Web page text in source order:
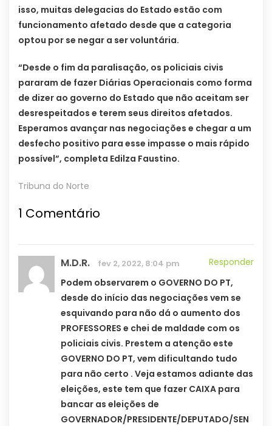
isso, muitas delegacias do Estado estão com
funcionamento afetado desde que a categoria
optou por se negar a ser voluntária.
“Desde o fim da paralisação, os policiais civis
pararam de fazer Diárias Operacionais como forma
de dizer ao governo do Estado que não aceitam ser
desrespeitados e terem seus direitos afetados.
Esperamos avançar nas negociações e chegar a um
desfecho positivo para esse impasse o mais rápido
possível”, completa Edilza Faustino.
Tribuna do Norte
1 Comentário
M.D.R. fev 2, 2022, 8:04 pm
Responder
Podem observarem o GOVERNO DO PT,
desde do início das negociações vem se
esquivando para não dá o aumento dos
PROFESSORES e chei de maldade com os
policiais civis. Prestem a atenção este
GOVERNO DO PT, vem dificultando tudo
para não certo . Veja estamos adiante das
eleições, este tem que fazer CAIXA para
bancar as eleições de
GOVERNADOR/PRESIDENTE/DEPUTADO/SEN